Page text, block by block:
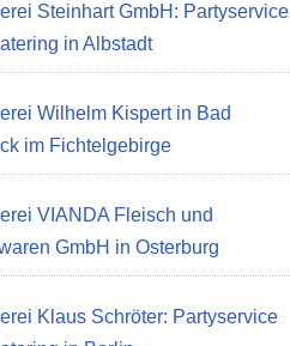
Steinhart GmbH: Partyservice
in Albstadt
Wilhelm Kispert in Bad
im Fichtelgebirge
VIANDA Fleisch und
GmbH in Osterburg
Klaus Schröter: Partyservice